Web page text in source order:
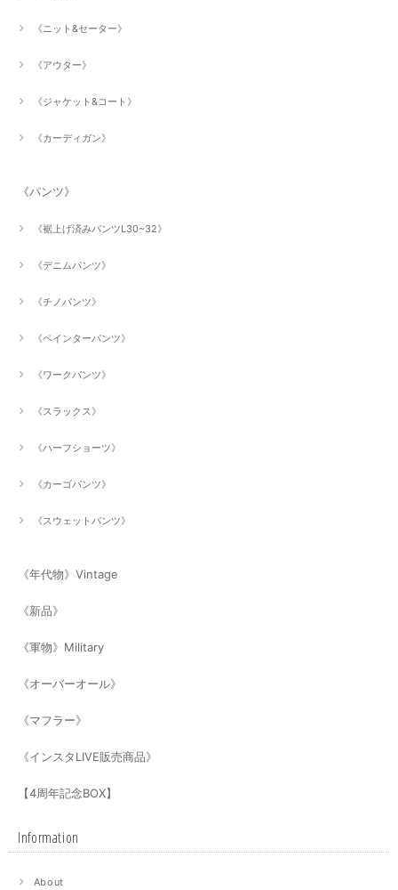
《ニット&セーター》
《アウター》
《ジャケット&コート》
《カーディガン》
《パンツ》
《裾上げ済みパンツL30~32》
《デニムパンツ》
《チノパンツ》
《ペインターパンツ》
《ワークパンツ》
《スラックス》
《ハーフショーツ》
《カーゴパンツ》
《スウェットパンツ》
《年代物》Vintage
《新品》
《軍物》Military
《オーバーオール》
《マフラー》
《インスタLIVE販売商品》
【4周年記念BOX】
Information
About